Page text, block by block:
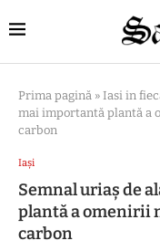
Prima pagină » Iasi in
mai importantă plantă a
carbon
Iași
Semnal uriaș de
plantă a omenirii
carbon